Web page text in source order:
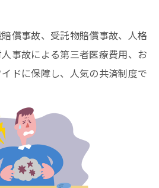
償事故、受託物賠償事故、人格
事故による第三者医療費用、お
ドに保障し、人気の共済制度で